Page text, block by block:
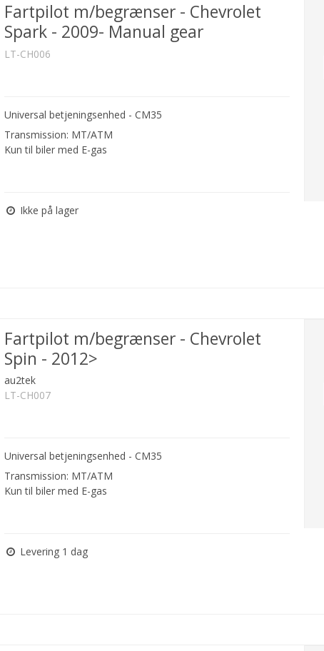
Fartpilot m/begrænser - Chevrolet
Spark - 2009- Manual gear
LT-CH006
Universal betjeningsenhed - CM35
Transmission: MT/ATM
Kun til biler med E-gas
Ikke på lager
Fartpilot m/begrænser - Chevrolet
Spin - 2012>
au2tek
LT-CH007
Universal betjeningsenhed - CM35
Transmission: MT/ATM
Kun til biler med E-gas
Levering 1 dag